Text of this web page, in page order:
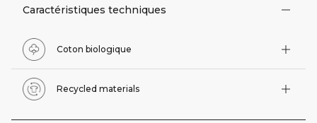
Caractéristiques techniques
Coton biologique
Recycled materials